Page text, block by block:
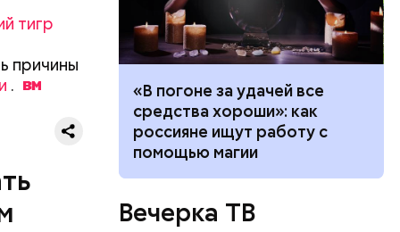
тигр
причины
.
военных
уже не
по
толпу
«В погоне за удачей все
средства хороши»: как
россияне ищут работу с
помощью магии
Вечерка ТВ